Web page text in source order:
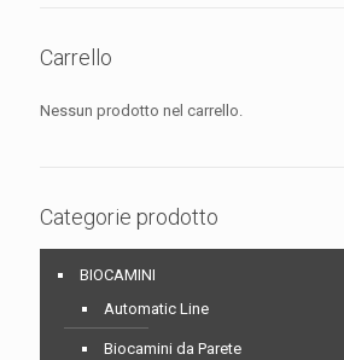
Carrello
Nessun prodotto nel carrello.
Categorie prodotto
BIOCAMINI
Automatic Line
Biocamini da Parete